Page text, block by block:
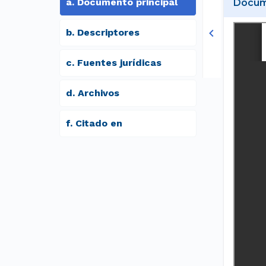
b. Descriptores
c. Fuentes jurídicas
d. archivos
f. Citado en